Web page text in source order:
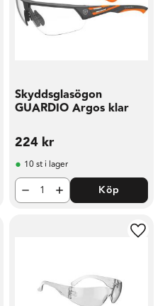
Skyddsglasögon
GUARDIO Argos klar
224 kr
10 st i lager
Köp
till i favoriter